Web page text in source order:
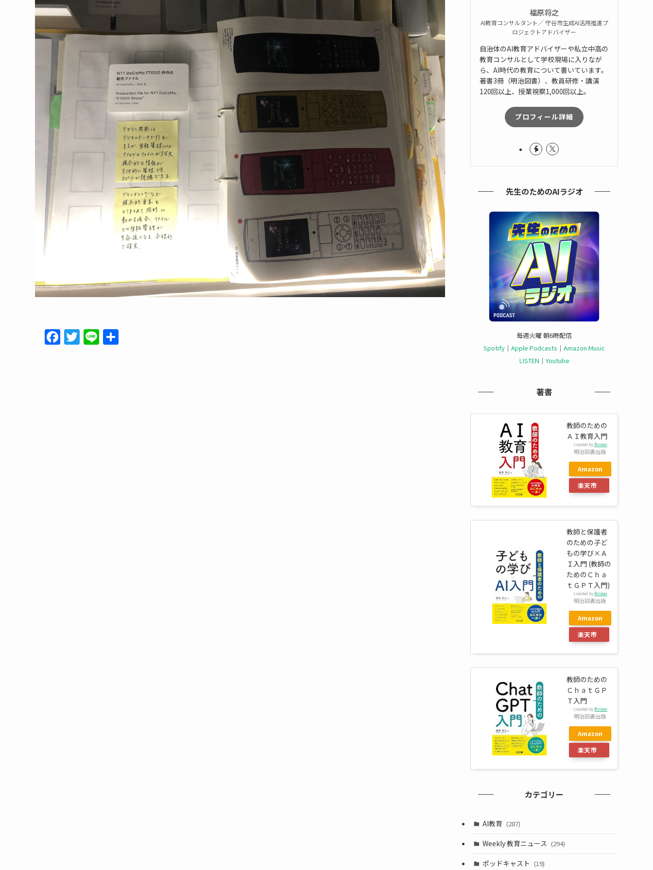
F
a
T
w
Li
n
福原将之
AI教育コンサルタント／ 守谷市生成AI活用推進プ
ロジェクトアドバイザー
自治体のAI教育アドバイザーや私立中高の
教育コンサルとして学校現場に入りなが
ら、AI時代の教育について書いています。
著書3冊（明治図書）、教員研修・講演
120回以上、授業視察1,000回以上。
プロフィール詳細
先生のためのAIラジオ
毎週火曜 朝6時配信
Spotify ｜ Apple Podcasts ｜ Amazon Music
LISTEN ｜ Youtube
著書
教師のための
ＡＩ教育入門
created by Rinker
明治図書出版
Amazon
楽天市
教師と保護者
のための子ど
もの学び×Ａ
Ｉ入門 (教師の
ためのＣｈａ
ｔＧＰＴ入門)
created by Rinker
明治図書出版
Amazon
楽天市
教師のための
ＣｈａｔＧＰ
Ｔ入門
created by Rinker
明治図書出版
Amazon
楽天市
カテゴリー
AI教育 (287)
Weekly 教育ニュース (294)
ポッドキャスト (19)